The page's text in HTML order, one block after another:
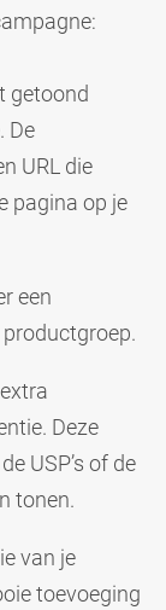
getoond
De
URL die
pagina op je
een
Deze
USP’s of de
tonen.
van je
toevoeging